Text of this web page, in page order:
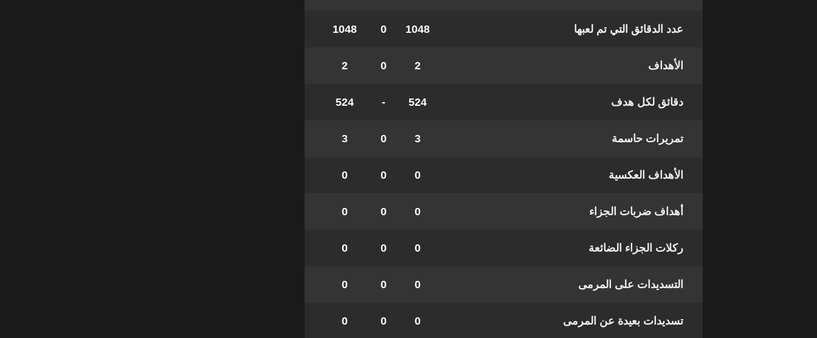
عدد الدقائق التي تم لعبها 1048
0
1048
الأهداف 2
0
2
دقائق لكل هدف 524
-
524
تمريرات حاسمة 3
0
3
الأهداف العكسية 0
0
0
أهداف ضربات الجزاء 0
0
0
ركلات الجزاء الضائعة 0
0
0
التسديدات على المرمى 0
0
0
تسديدات بعيدة عن المرمى 0
0
0